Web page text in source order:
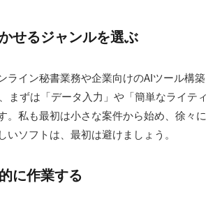
せるジャンルを選ぶ
ライン秘書業務や企業向けのAIツール構築
まずは「データ入力」や「簡単なライティ
。私も最初は小さな案件から始め、徐々に
ソフトは、最初は避けましょう。
に作業する